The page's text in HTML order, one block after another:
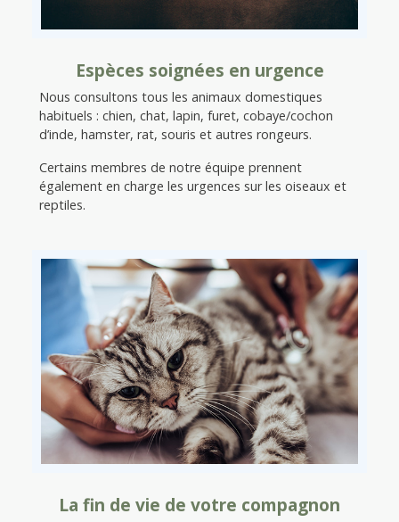
Espèces soignées en urgence
Nous consultons tous les animaux domestiques
habituels : chien, chat, lapin, furet, cobaye/cochon
d’inde, hamster, rat, souris et autres rongeurs.
Certains membres de notre équipe prennent
également en charge les urgences sur les oiseaux et
reptiles.
La fin de vie de votre compagnon